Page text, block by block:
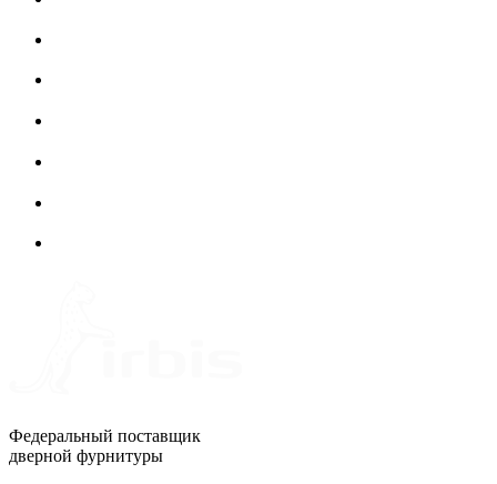
Федеральный поставщик
дверной фурнитуры